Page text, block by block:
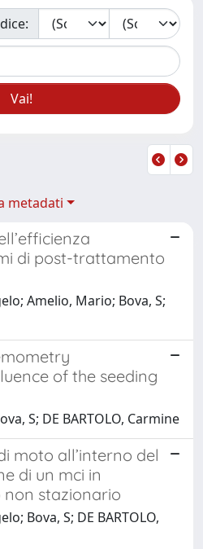
metadati
di post-trattamento
Amelio, Mario; Bova, S;
of the seeding
S; DE BARTOLO, Carmine
moto all’interno del
di un mci in
non stazionario
Bova, S; DE BARTOLO,